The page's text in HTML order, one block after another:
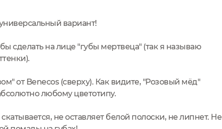
вариант!
сделать на лице "губы мертвеца" (так я называю
от Benecos (сверху). Как видите, "Розовый мёд"
любому цветотипу.
не оставляет белой полоски, не липнет. Не